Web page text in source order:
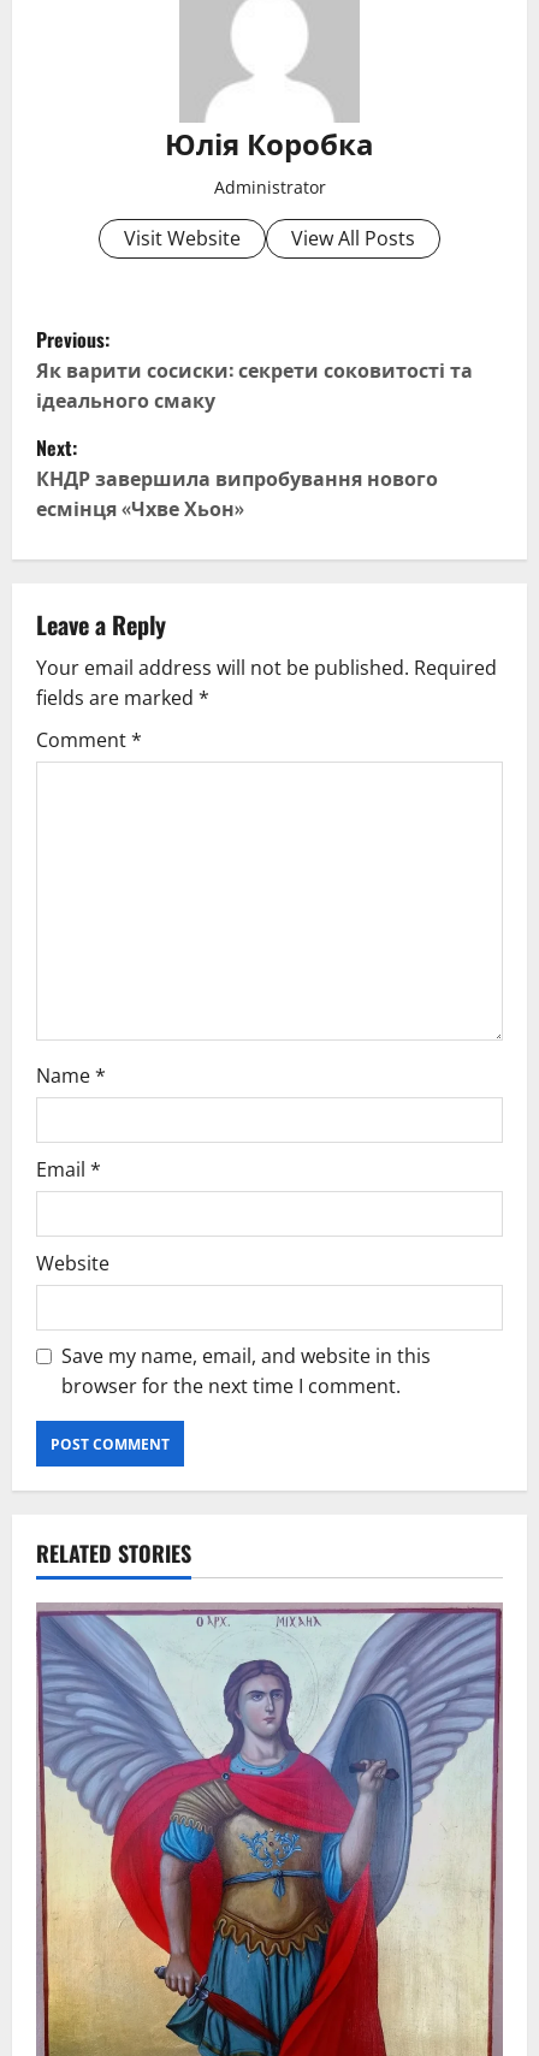
Юлія Коробка
Administrator
Visit Website View All Posts
P
o
s
t
n
v
i
g
Previous:
Як варити сосиски: секрети соковитості та
ідеального смаку
Next:
КНДР завершила випробування нового
есмінця «Чхве Хьон»
Leave a Reply
Your email address will not be published. Required
fields are marked *
Comment*
Name*
Email *
Website
Save my name, email, and website in this
browser for the next time I comment.
RELATED STORIES